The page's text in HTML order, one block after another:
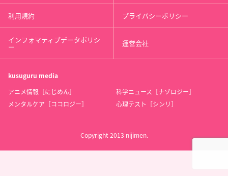
利用規約 プライバシーポリシー
インフォマティブデータポリシ
ー 運営会社
kusuguru media
アニメ情報［にじめん］
科学ニュース［ナゾロジー］
メンタルケア［ココロジー］
心理テスト［シンリ］
Copyright 2013 nijimen.